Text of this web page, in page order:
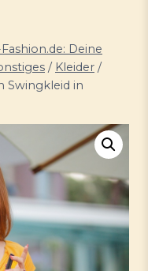
Deine
/ Kleider /
Swingkleid in